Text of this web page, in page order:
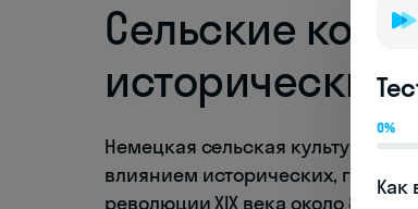
Сельские
исторический
Немецкая сельская культура
влиянием исторических,
революции XIX века около 80%
0%
Как